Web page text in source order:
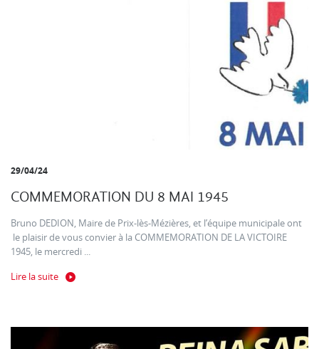
29/04/24
COMMEMORATION DU 8 MAI 1945
Bruno DEDION, Maire de Prix-lès-Mézières, et l’équipe municipale ont
le plaisir de vous convier à la COMMEMORATION DE LA VICTOIRE
1945, le mercredi ...
Lire la suite